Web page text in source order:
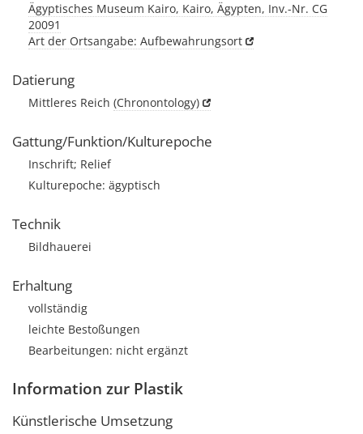
Ägyptisches Museum Kairo, Kairo, Ägypten, Inv.-Nr. CG
20091
Art der Ortsangabe: Aufbewahrungsort
Datierung
Mittleres Reich (Chronontology)
Gattung/Funktion/Kulturepoche
Inschrift; Relief
Kulturepoche: ägyptisch
Technik
Bildhauerei
Erhaltung
vollständig
leichte Bestoßungen
Bearbeitungen: nicht ergänzt
Information zur Plastik
Künstlerische Umsetzung